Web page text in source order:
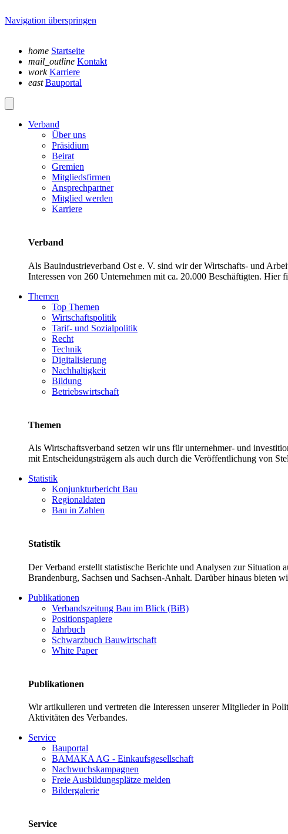
Navigation überspringen
home Startseite
mail_outline Kontakt
work Karriere
east Bauportal
Verband
Über uns
Präsidium
Beirat
Gremien
Mitgliedsfirmen
Ansprechpartner
Mitglied werden
Karriere
Verband
Als Bauindustrieverband Ost e. V. sind wir der Wirtschafts- und
Interessen von 260 Unternehmen mit ca. 20.000 Beschäftigten. Hier
Themen
Top Themen
Wirtschaftspolitik
Tarif- und Sozialpolitik
Recht
Technik
Digitalisierung
Nachhaltigkeit
Bildung
Betriebswirtschaft
Themen
Als Wirtschaftsverband setzen wir uns für unternehmer- und
mit Entscheidungsträgern als auch durch die Veröffentlichung von
Statistik
Konjunkturbericht Bau
Regionaldaten
Bau in Zahlen
Statistik
Der Verband erstellt statistische Berichte und Analysen zur
Brandenburg, Sachsen und Sachsen-Anhalt. Darüber hinaus bieten
Publikationen
Verbandszeitung Bau im Blick (BiB)
Positionspapiere
Jahrbuch
Schwarzbuch Bauwirtschaft
White Paper
Publikationen
Wir artikulieren und vertreten die Interessen unserer Mitglieder in
Aktivitäten des Verbandes.
Service
Bauportal
BAMAKA AG - Einkaufsgesellschaft
Nachwuchskampagnen
Freie Ausbildungsplätze melden
Bildergalerie
Service